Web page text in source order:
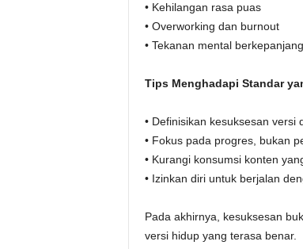
• Kehilangan rasa puas
• Overworking dan burnout
• Tekanan mental
Tips Menghadapi Standar
• Definisikan kesuksesan versi
• Fokus pada progres, bukan
• Kurangi konsumsi konten
• Izinkan diri untuk berjalan
Pada akhirnya, kesuksesan
versi hidup yang terasa benar.